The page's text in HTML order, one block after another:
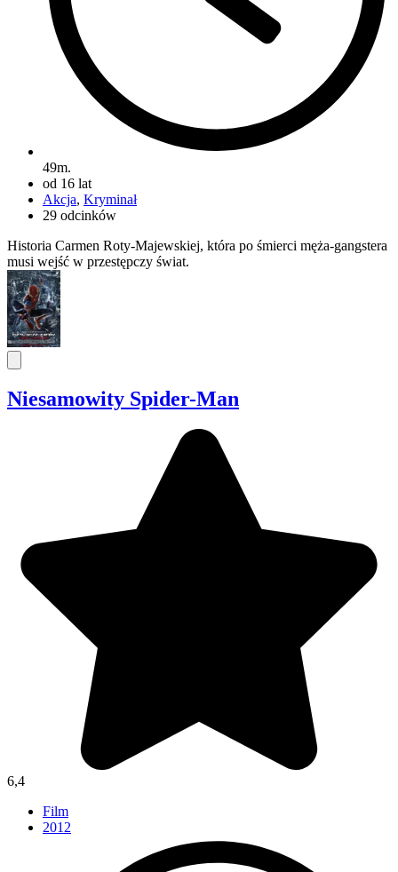
49m.
od 16 lat
Akcja, Kryminał
29 odcinków
Historia Carmen Roty-Majewskiej, która po śmierci męża-gangstera
musi wejść w przestępczy świat.
Niesamowity Spider-Man
6,4
Film
2012